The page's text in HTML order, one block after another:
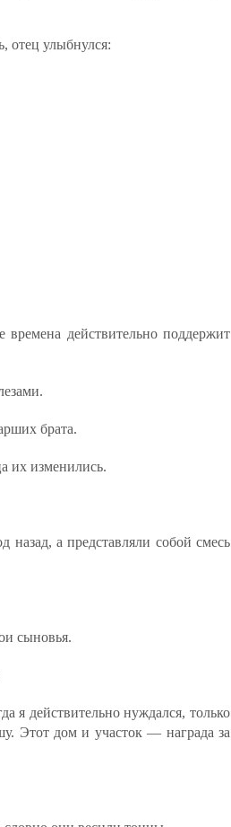
отец улыбнулся:
действительно поддержит
брата.
их изменились.
а представляли собой смесь
сыновья.
я действительно нуждался, только
Этот дом и участок — награда за